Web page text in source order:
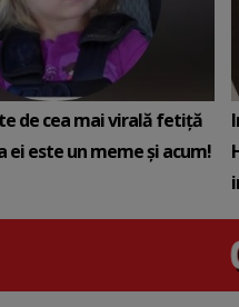
de cea mai virală fetiță
ei este un meme și acum!